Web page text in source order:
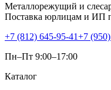
Металлорежущий и
Поставка юрлицам и ИП
+7 (812) 645-95-41+7
Пн–Пт 9:00–17:00
Каталог